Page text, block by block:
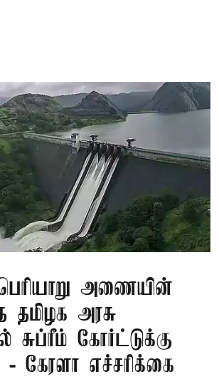
அணையின்
அரசு
சுப்ரீம் கோர்ட்டுக்கு
கேரளா எச்சரிக்கை